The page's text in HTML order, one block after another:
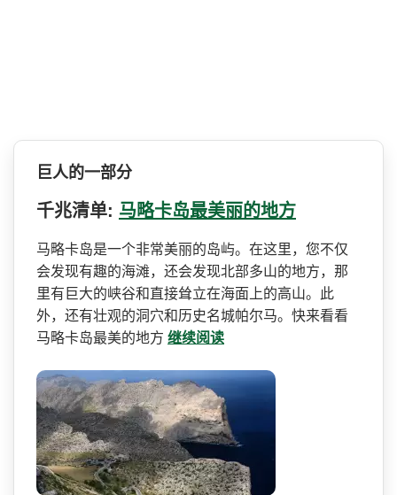
巨人的一部分
千兆清单: 马略卡岛最美丽的地方
马略卡岛是一个非常美丽的岛­屿。在这里，您不仅
会发现有趣的海滩，还会发现北部­多山的地方，那
里有巨大的峡谷和直接耸立在海面上的­高山。此
外，还有壮观的洞穴和历史名城帕尔马。快来­看看
马略卡岛最美的地方 继续阅读